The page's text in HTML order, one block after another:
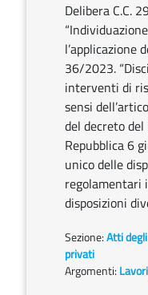
Delibera C.C.
l’applicazione
36/2023.
interventi di
sensi
del decreto
Repubblica 6
unico delle
regolamentari
disposizioni
Sezione:Atti
privati
Argomenti: